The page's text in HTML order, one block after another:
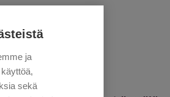
lähteistä
ja
sekä